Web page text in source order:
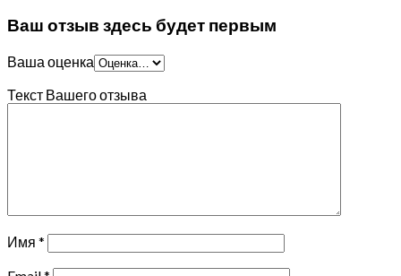
Ваш отзыв здесь будет первым
Ваша оценка
Текст Вашего отзыва
Имя *